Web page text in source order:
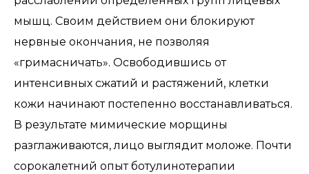
мышц. Своим действием они блокируют
нервные окончания, не позволяя
«гримасничать». Освободившись от
интенсивных сжатий и растяжений, клетки
кожи начинают постепенно восстанавливаться.
В результате мимические морщины
разглаживаются, лицо выглядит моложе. Почти
сорокалетний опыт ботулинотерапии